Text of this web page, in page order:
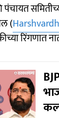
(
रिंगणात